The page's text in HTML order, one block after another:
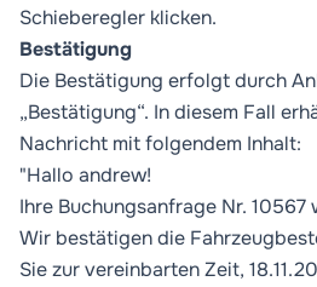
Schieberegler klicken.
Bestätigung
Die Bestätigung erfolgt durch
„Bestätigung“. In diesem Fall
Nachricht mit folgendem Inhalt:
"Hallo andrew!
Ihre Buchungsanfrage Nr. 10567
Wir bestätigen die
Sie zur vereinbarten Zeit,